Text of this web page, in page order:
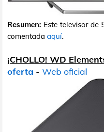
Resumen: Este televisor de
comentada aquí.
¡CHOLLO! WD
oferta - Web oficial